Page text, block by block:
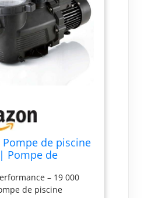
Pompe de piscine
Pompe de
h | Pompe de
système de
– 19 000
de piscine